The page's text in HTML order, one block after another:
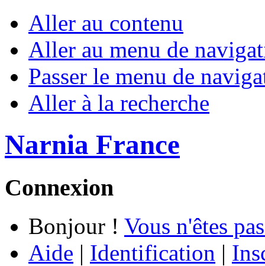
Aller au contenu
Aller au menu de
Passer le menu de
Aller à la recherche
Narnia France
Connexion
Bonjour ! Vous n'êtes
Aide | Identification |